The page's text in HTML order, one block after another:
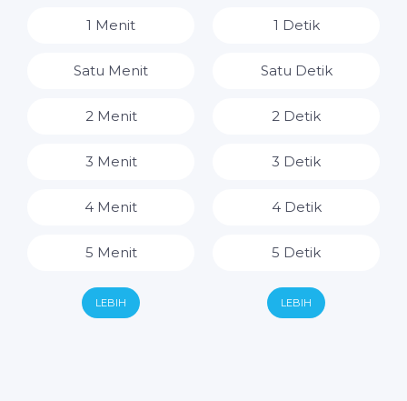
14 Jam
1 Menit
Satu Menit
2 Menit
3 Menit
4 Menit
5 Menit
6 Menit
LEBIH
1 Detik
Satu Detik
2 Detik
3 Detik
4 Detik
5 Detik
6 Detik
LEBIH